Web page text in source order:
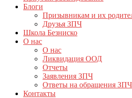
Блоги
Призывникам и их
Друзья ЗПЧ
Школа Безниско
О нас
О нас
Ликвидация ООД
Отчеты
Заявления ЗПЧ
Ответы на обращения ЗПЧ
Контакты